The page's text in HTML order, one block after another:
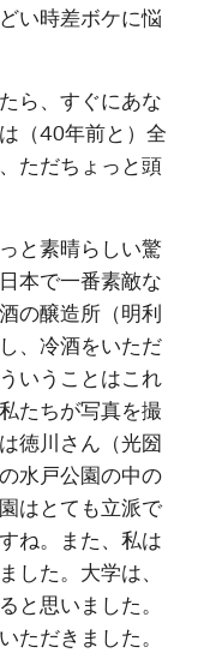
い時差ボケに悩
ら、すぐにあな
（40年前と）全
ただちょっと頭
と素晴らしい驚
本で一番素敵な
の醸造所（明利
、冷酒をいただ
いうことはこれ
たちが写真を撮
徳川さん（光圀
水戸公園の中の
はとても立派で
ね。また、私は
した。大学は、
と思いました。
ただきました。